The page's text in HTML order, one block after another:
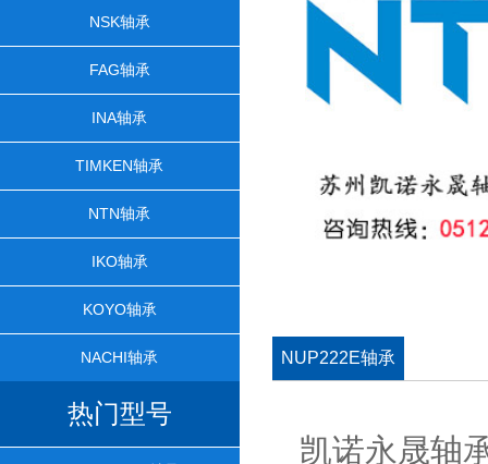
NSK轴承
FAG轴承
INA轴承
TIMKEN轴承
NTN轴承
IKO轴承
KOYO轴承
NACHI轴承
热门型号
NUP222E轴承
凯诺永晟轴